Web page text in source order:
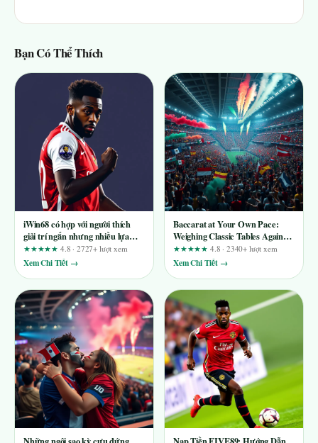
Bạn Có Thể Thích
iWin68 có hợp với người thích
giải trí ngắn nhưng nhiều lựa
chọn?
★★★★★ 4.8 · 2727+ lượt xem
Xem Chi Tiết →
Baccarat at Your Own Pace:
Weighing Classic Tables Against
Faster Alternatives on
Vicclub.org
★★★★★ 4.8 · 2340+ lượt xem
Xem Chi Tiết →